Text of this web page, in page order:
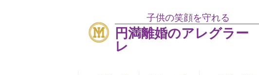
子供の笑顔を守れる
円満離婚のアレグラー
レ